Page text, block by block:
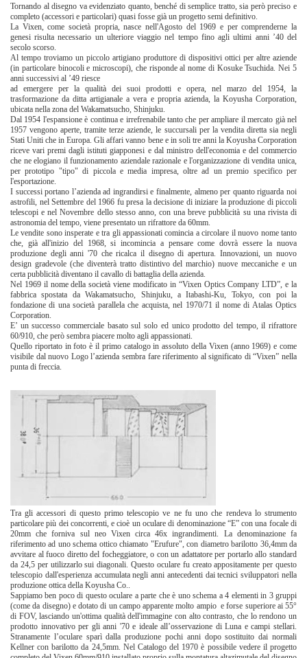
Tornando al disegno va evidenziato quanto, benché di semplice tratto, sia però preciso e
completo (accessori e particolari) quasi fosse già un progetto semi definitivo.
La Vixen, come società propria, nasce nell'Agosto del 1969 e per comprenderne la
genesi risulta necessario un ulteriore viaggio nel tempo fino agli ultimi anni ’40 del
secolo scorso.
Al tempo troviamo un piccolo artigiano produttore di dispositivi ottici per altre aziende
(in particolare binocoli e microscopi), che risponde al nome di Kosuke Tsuchida. Nei 5
anni successivi al ’49 riesce
ad emergere per la qualità dei suoi prodotti e opera, nel marzo del 1954, la
trasformazione da ditta artigianale a vera e propria azienda, la Koyusha Corporation,
ubicata nella zona del Wakamatsucho, Shinjuku.
Dal 1954 l'espansione è continua e irrefrenabile tanto che per ampliare il mercato già nel
1957 vengono aperte, tramite terze aziende, le succursali per la vendita diretta sia negli
Stati Uniti che in Europa. Gli affari vanno bene e in soli tre anni la Koyusha Corporation
riceve vari premi dagli istituti giapponesi e dal ministro dell'economia e del commercio
che ne elogiano il funzionamento aziendale razionale e l'organizzazione di vendita unica,
per prototipo "tipo" di piccola e media impresa, oltre ad un premio specifico per
l'esportazione.
I successi portano l’azienda ad ingrandirsi e finalmente, almeno per quanto riguarda noi
astrofili, nel Settembre del 1966 fu presa la decisione di iniziare la produzione di piccoli
telescopi e nel Novembre dello stesso anno, con una breve pubblicità su una rivista di
astronomia del tempo, viene presentato un rifrattore da 60mm.
Le vendite sono insperate e tra gli appassionati comincia a circolare il nuovo nome tanto
che, già all'inizio del 1968, si incomincia a pensare come dovrà essere la nuova
produzione degli anni '70 che ricalca il disegno di apertura. Innovazioni, un nuovo
design gradevole (che diventerà tratto distintivo del marchio) nuove meccaniche e un
certa pubblicità diventano il cavallo di battaglia della azienda.
Nel 1969 il nome della società viene modificato in “Vixen Optics Company LTD”, e la
fabbrica spostata da Wakamatsucho, Shinjuku, a Itabashi-Ku, Tokyo, con poi la
fondazione di una società parallela che acquista, nel 1970/71 il nome di Atalas Optics
Corporation.
E’ un successo commerciale basato sul solo ed unico prodotto del tempo, il rifrattore
60/910, che però sembra piacere molto agli appassionati.
Quello riportato in foto è il primo catalogo in assoluto della Vixen (anno 1969) e come
visibile dal nuovo Logo l’azienda sembra fare riferimento al significato di “Vixen” nella
punta di freccia.
Tra gli accessori di questo primo telescopio ve ne fu uno che rendeva lo strumento
particolare più dei concorrenti, e cioè un oculare di denominazione “E” con una focale di
20mm che forniva sul neo Vixen circa 46x ingrandimenti. La denominazione fa
riferimento ad uno schema ottico chiamato "Erufure", con diametro barilotto 36,4mm da
avvitare al fuoco diretto del focheggiatore, o con un adattatore per portarlo allo standard
da 24,5 per utilizzarlo sui diagonali. Questo oculare fu creato appositamente per questo
telescopio dall'esperienza accumulata negli anni antecedenti dai tecnici sviluppatori nella
produzione ottica della Koyusha Co..
Sappiamo ben poco di questo oculare a parte che è uno schema a 4 elementi in 3 gruppi
(come da disegno) e dotato di un campo apparente molto ampio e forse superiore ai 55°
di FOV, lasciando un'ottima qualità dell'immagine con alto contrasto, che lo rendono un
prodotto innovativo per gli anni '70 e ideale all’osservazione di Luna e campi stellari.
Stranamente l’oculare sparì dalla produzione pochi anni dopo sostituito dai normali
Kellner con barilotto da 24,5mm. Nel Catalogo del 1970 è possibile vedere il progetto